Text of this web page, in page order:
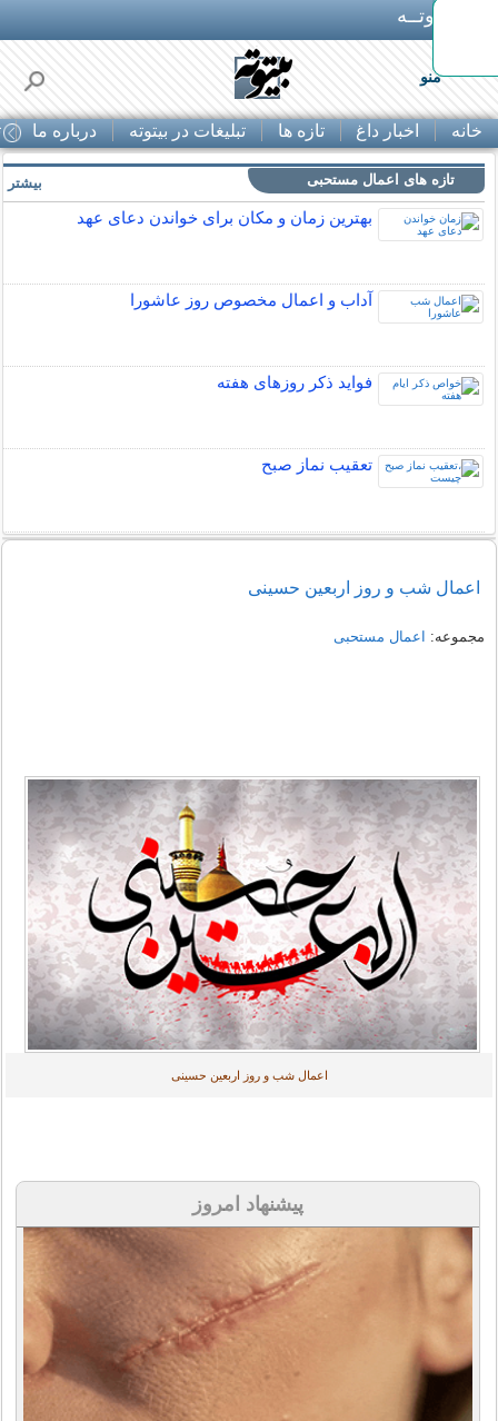
بـیتوتــه
منو
خانه اخبار داغ تازه ها تبلیغات در بیتوته درباره ما
تازه های اعمال مستحبی
بهترین زمان و مکان برای خواندن دعای عهد
آداب و اعمال مخصوص روز عاشورا
فواید ذکر روزهای هفته
تعقیب نماز صبح
بیشتر
اعمال شب و روز اربعین حسینی
مجموعه: اعمال مستحبی
اعمال شب و روز اربعین حسینی
پیشنهاد امروز